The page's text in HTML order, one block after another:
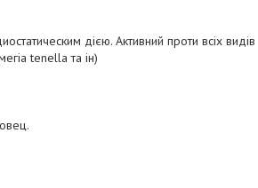
дією. Активний проти всіх видів
tenella та ін)